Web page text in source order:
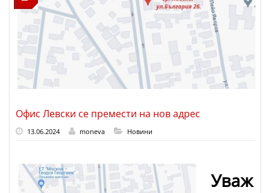
Офис Левски се премести на нов адрес
13.06.2024 moneva Новини
Уваж